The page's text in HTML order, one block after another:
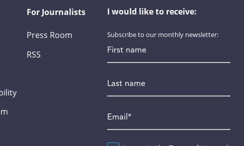
For Journalists
Press Room
RSS
I would like to receive:
Subscribe to our monthly newsletter:
*